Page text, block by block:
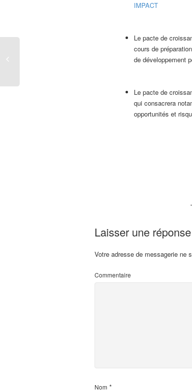
IMPACT
Le pacte de
cours de
de développement
Le pacte de
qui consacrera
opportunités et
Laisser une réponse
Votre adresse de messagerie ne
Commentaire
Nom *